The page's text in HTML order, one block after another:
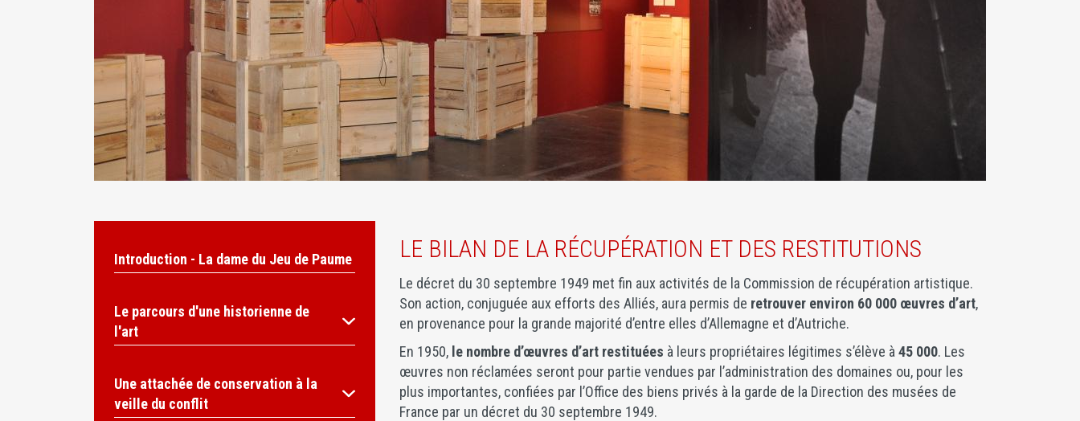
Introduction - La dame du Jeu de Paume
Le parcours d'une historienne de
l'art
Une attachée de conservation à la
veille du conflit
LE BILAN DE LA RÉCUPÉRATION ET DES RESTITUTIONS
Le décret du 30 septembre 1949 met fin aux activités de la Commission de récupération artistique.
Son action, conjuguée aux efforts des Alliés, aura permis de retrouver environ 60 000 œuvres d’art,
en provenance pour la grande majorité d’entre elles d’Allemagne et d’Autriche.
En 1950, le nombre d’œuvres d’art restituées à leurs propriétaires légitimes s’élève à 45 000. Les
œuvres non réclamées seront pour partie vendues par l’administration des domaines ou, pour les
plus importantes, confiées par l’Office des biens privés à la garde de la Direction des musées de
France par un décret du 30 septembre 1949.